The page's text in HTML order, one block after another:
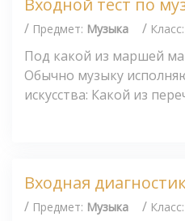
Входной тест по
/ Предмет: Музыка / Класс:
Под какой из маршей
Обычно музыку
искусства: Какой из
Входная
/ Предмет: Музыка / Класс: